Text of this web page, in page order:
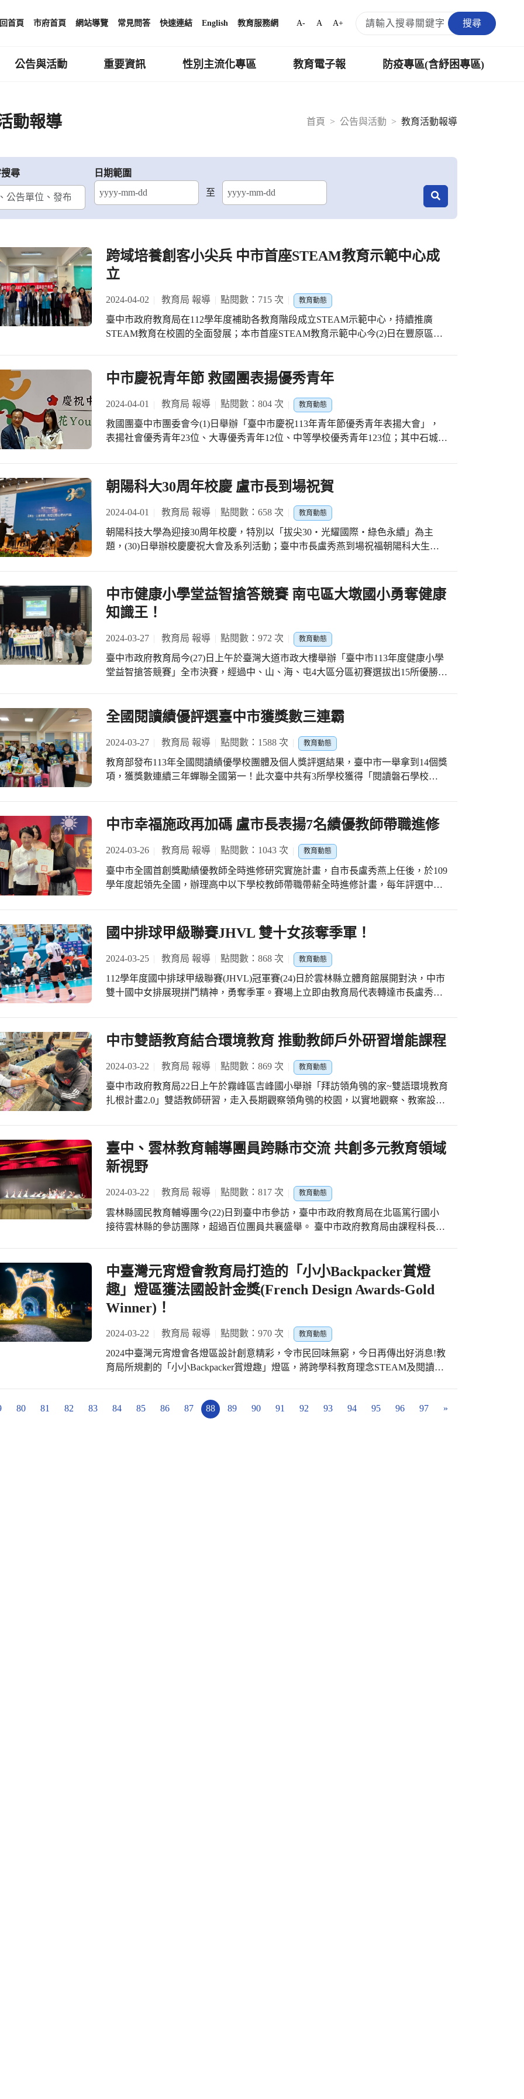
回首頁 市府首頁 網站導覽 常見問答 快速連結 English 教育服務網 A- A A+ 搜尋
公告與活動 重要資訊 性別主流化專區 教育電子報 防疫專區(含紓困專區)
首頁 公告與活動 教育活動報導
動報導
尋
日期範圍
至
結束日期
跨域培養創客小尖兵 中市首座STEAM教育示範中心成
立
2024-04-02 教育局 報導 點閱數：715 次 教育動態
臺中市政府教育局在112學年度補助各教育階段成立STEAM示範中心，持續推廣
STEAM教育在校園的全面發展；本市首座STEAM教育示範中心今(2)日在豐原區翁
資源鼓勵學校為學生的科技教育扎根，而STEAM教育的核心觀念與12年國民基本教
習活用知識，多注重學習過程；教育局除成立翁子國小STEAM教育示範中心外，另
在忠明國小附幼、大墩國中成立的STEAM示範中心也將陸續成立，同時也培養種子
師資，並協助20所國中小發展STEAM教師社群，推廣跨域整合課程。 翁子國
育的課程中，學到如何動手解決生活問題，像是結合Brain go 晶片和感測器設計智
拌杯。 教育局表示，翁子國小長期耕耘STEAM教育，積極推動科學、科技、工程
藝術和數學跨域整合課程，在108年成立創客教室，校內教學團隊逐步規劃STEAM
教材，培養孩子的科技實踐能力。
中市慶祝青年節 救國團表揚優秀青年
2024-04-01 教育局 報導 點閱數：804 次 教育動態
救國團臺中市團委會今(1)日舉辦「臺中市慶祝113年青年節優秀青年表揚大會」，
表揚社會優秀青年23位、大專優秀青年12位、中等學校優秀青年123位；其中石城實
示，市長盧秀燕感謝救國團對青年的付出，多年來舉辦具有正向意義的活動，恭喜
獲獎的優秀青年，為社會進步和發展做出了卓越貢獻，也號召更多青年朋友積極投
身公益。 救國團臺中市團委會指出，今(113)年青年節主題為「花Young藍圖、築夢
幸福！」，旨在鼓勵青年踏出自己的步伐無畏無懼，突破人生不設限，發揮個人優
勢，攜手共築未來，築出屬於自己的夢想藍圖。 此次獲表揚的優秀青年朱育瑩，自
家產業是在臺中深耕30餘年的知名品牌「3點1刻」，她看著父母打造品牌風靡國際
同時積極參與各項公益活動回饋社會，其優秀表現獲評審一致推舉，將代表台臺中
市接受全國表揚。 救國團台中市團友會長吳桂森表示，救國團成立來的宗旨為「我
們為青年服務，青年為國家服務」，青年參與不同領域的活動，可以拓展視野、培
力增能。救國團將持續與所有青年朋友們共同努力，正所謂我們為青年服務，青年
朝陽科大30周年校慶 盧市長到場祝賀
2024-04-01 教育局 報導 點閱數：658 次 教育動態
朝陽科技大學為迎接30周年校慶，特別以「拔尖30‧光耀國際‧綠色永續」為主
題，(30)日舉辦校慶慶祝大會及系列活動；臺中市長盧秀燕到場祝福朝陽科大生日
體教職員生的努力下，朝陽科大辦學績效有目共睹，不但連續7年蟬聯THE英國泰晤
士全球最佳大學排名，更榮登QS世界大學永續排名，成為全台唯一進榜的私立科
大，是臺中之光；期盼朝陽科大持續打造幸福優質校園，為臺中市也為國家培養更
多優秀的產業人才。 朝陽科大經過30年的耕耘，積極推動國際化成果豐碩，全球姊
妹校超過640所，吸引上千名境外學生來朝陽就讀；除了禮聘國際級大師，朝陽科大
更延攬海內外優秀師資加入教學研究團隊，名列全球前2%頂尖科學家，為培育優秀
的技職人才而努力。 此外，為營造生態共好的環境，朝陽科大開設超過4,000門永續
建圖書館及數位學習中心，改善當地飲水環境，並關懷失依兒童，服務人次高達2萬
時，朝陽亦致力地方創生，貼近社會需求，師生USR團隊輔導農民無毒種植，維護
友善生態環境，為逆轉氣候變遷及推動綠色經濟做出貢獻；同時建構北溝文化生態
共融村、推動幼老共學，營造永續城鄉共好，已連續3年榮獲天下USR大學公民獎私
中市健康小學堂益智搶答競賽 南屯區大墩國小勇奪健康
知識王！
2024-03-27 教育局 報導 點閱數：972 次 教育動態
臺中市政府教育局今(27)日上午於臺灣大道市政大樓舉辦「臺中市113年度健康小學
堂益智搶答競賽」全市決賽，經過中、山、海、屯4大區分區初賽選拔出15所優勝國
區九德國小、北區中教大實小及潭子區頭家國小分別榮獲第二名至第六名佳績。 教
學習衛生教育及預防保健知識，教育局從今年3月19至22日，分別於南屯區文山國民
小學、大里區大元國民小學、神岡區豐洲國民小學及梧棲區梧棲國民小學舉辦分區
初賽，全市共有76所國小報名參與，選拔出各區代表共計15所學校參與全市決賽。
合作精神，帶動學生主動蒐集資料，產生學習的興趣與動機，並將知識落實於生活
頒獎狀1紙；第二名隊伍獲頒獎勵金(或等值獎品)10,000元、每位隊員獲頒獎狀1紙。
第三名隊伍獲頒獎勵金(或等值獎品)8,000元、每位隊員獲頒獎狀1紙！教育局將持續
鼓勵全市國小學生主動學習全面性、完整性、正確性衛生教育知識，並推廣預防保
全國閱讀績優評選臺中市獲獎數三連霸
2024-03-27 教育局 報導 點閱數：1588 次 教育動態
教育部發布113年全國閱讀績優學校團體及個人獎評選結果，臺中市一舉拿到14個獎
項，獲獎數連續三年蟬聯全國第一！此次臺中共有3所學校獲得「閱讀磐石學校
挹注資源提升學生的閱讀力，不僅成立國民中小學閱讀教育工作委員會，定期召開
會議研擬閱讀政策方針外，更積極補助學校設置圖書推動教師、爭取經費協助學校
設立社區共讀站、提升愛閱家庭數、設置文學獎鼓勵師生投稿創作等。 此外，透過
「閱讀教育輔導團」為圖書教師精心設計閱讀專業研習，邀請學者專家協同輔導團
提供到校輔導服務，讓閱讀教育深耕於校園。此次全國閱讀績優評選成績卓越，蔣
局長感謝協助臺中市推動閱讀教育的專家學者、圖推教師及志工們，這是大家共同
泉國中老師鄭燕華、東峰國中主任張曉玲、立人國中老師林韋伶、豐原區葫蘆墩國
是安和國中愛閱圖書志工團隊、豐原區葫蘆墩國小愛閱志工隊、沙鹿區北勢國小喜
閱志工團隊、北屯區四張犁國小犁愛閱志工隊、市立圖書館清水分館、市立圖書館
大甲分館等6個團體。 獲「閱讀磐石學校獎」的石岡國中校長廖玉枝分享，學校由
長表示，學校以「整個城市都是圖書館」開啟閱讀課程方案，帶領學生涵養「觀察
大楊國小校長陳盈達表示，學校以「課文本位」、「讀報教育」、「雙語閱讀」、
「跨領域走讀家鄉」主題課程培養學子用閱讀STEPS五力(Sense理解力、Travel探索
力、Examine分析力、Progress行動力、Synthesize多元力)體現自己的價值。
中市幸福施政再加碼 盧市長表揚7名績優教師帶職進修
2024-03-26 教育局 報導 點閱數：1043 次 教育動態
臺中市全國首創獎勵績優教師全時進修研究實施計畫，自市長盧秀燕上任後，於109
學年度起領先全國，辦理高中以下學校教師帶職帶薪全時進修計畫，每年評選中小
長蔣偉民表示，臺中市自109學年度全國首創獎勵市立中小學績優教師全時進修研
究，至今已辦理四屆，每屆6名，今年加碼為7名，獲獎教師將進修後所學回饋第一
線教學現場，不僅提升教育品質，更能進一步擴展學生的學習視野，讓更多莘莘學
子受惠。 教育局指出，今年獲選的7名優秀教師在教學現場表現優異，獲得校內同
仁、學生及家長一致的肯定與推薦，大雅國中周恬宇教師運用多媒體進行教學，並
創造小花圖文作文教學法，讓孩子更有脈絡的學習。大雅國中高仕凡教師的九宮流
至其他教學領域激發出更多素養學習體驗。 北區省三國小孫家羚教師引進阿德勒心
與結合資訊載具融入，並設計素養導向活動內涵。 潭子區潭陽國小張美智教師在教
學上建構課程系統圖並結合課程架構，達成跨域學習的效果。 大里區草湖國小蔡雅
婷教師自編教材配合不同學生學習需求、能力與興趣，提供學生有效學習機會。預
活藝「數」感課程，讓學生在思考與判讀過程中，培養生活中的「數」感與「美」
感。
國中排球甲級聯賽JHVL 雙十女孩奪季軍！
2024-03-25 教育局 報導 點閱數：868 次 教育動態
112學年度國中排球甲級聯賽(JHVL)冠軍賽(24)日於雲林縣立體育館展開對決，中市
雙十國中女排展現拼鬥精神，勇奪季軍。賽場上立即由教育局代表轉達市長盧秀燕
鏖戰直到雙十率先搶下第一局勝利，接著第二、三局雙十找回節奏，發揮擅長的快
攻模式，持續展現進攻火力，並憑藉嚴密防守守住每一顆球，成功掌握比賽局勢，
最終雙十以3: 0擊退新園國中，收下本學年度季軍。 雙十國中林大欽校長指
出，雙十開賽迄今預、複賽打出全勝戰績，複賽七戰中就高達5場以直落三獲勝，女
孩們充份展現出求勝的企圖心，以全勝成績一路晉級到四強。雙十女孩雖沒有身高
優勢，在教練黃淑慧、侯雅惠、羅儀璟指導下，曾在 103至106 學年期間取得隊史首
支持。 教育局表示，非常感謝雙十國中的師長、教練及家長們的長期付出，是
最佳強力後盾，同時感謝臺中市體育總會排球委員會積極培訓基層選手，奠定穩固
的基礎，藉以培育出優秀的運動選手，教育局會持續編列預算補助學校球隊培訓經
費，培育基層選手、完善相關軟硬體建設，也投入運動防護等資源，全力發展學校
體育。 高中排球決賽（HVL）接著登場，豐原高商男排、東山高中女排兩隊皆
晉級四強，將於4月12至14日開打，請市民朋友一起觀看直播（民視台灣臺、名衍行
銷運動頻道），為臺中市豐原高商及東山高中小將們加油!
中市雙語教育結合環境教育 推動教師戶外研習增能課程
2024-03-22 教育局 報導 點閱數：869 次 教育動態
臺中市政府教育局22日上午於霧峰區吉峰國小舉辦「拜訪領角鴞的家~雙語環境教育
扎根計畫2.0」雙語教師研習，走入長期觀察領角鴞的校園，以實地觀察、教案設計
教育與國際交流不遺餘力，本次活動以雙語教師為參與對象，讓雙語教師建立跨域
的教案能力，未來帶領學生在雙語環境中，建立保護環境生態的概念。 教育局指
出，臺中市政府教育局環境教育輔導團以呼應聯合國永續發展目標(SDGs)「保育陸
域生態」目標，設計出本次環境教育與雙語教育結合的跨域研習，將環境教育觀念
帶入雙語教學的領域，後續亦將辦理第二階段協助學校進行相關教學。 當天負責講
解之臺中市野生動物保育學會講師，特別帶來向農業局申請在協會救傷暫時收容之
領角鴞、鳳頭蒼鷹、黃嘴角鴞、黑鳶及大冠鷲等鳥類，透過專業的解說，讓教師們
何將領角鴞的環境教育知識帶回學校，指導學生以視訊交流的方式，將環境教育結
合雙語模式與他校進行交流，擴大學習層面。 教育局表示，研習中提供給雙語教師
「認識貓頭鷹」教學電子檔案，供教師進行教學活動之範本，讓沒有機會親眼看到
領角鴞的學生，也能有如身歷其境的體驗，培養地球公民環境倫理素養。
臺中、雲林教育輔導團員跨縣市交流 共創多元教育領域
新視野
2024-03-22 教育局 報導 點閱數：817 次 教育動態
雲林縣國民教育輔導團今(22)日到臺中市參訪，臺中市政府教育局在北區篤行國小
接待雲林縣的參訪團隊，超過百位團員共襄盛舉。 臺中市政府教育局由課程科長蘇
市國教輔導團在教學專業上扮演著重要的角色，本市國教輔導團112學年度辦理教師
專業成長及教師增能研習超過160場，人次高達5,000人，致力於優化領域教師角色
定位和專業發展，此次與雲林縣國教輔導團來臺中交流，為兩地教育界激發許多新
思維，期待未來能有更多的交流與合作，為學生的成長與發展不斷努力奮鬥。 今天
的交流活動中，篤行國小各領域優秀教師在現場展示多場公開課，包括PBL創客、
雙語自然、雙語音樂、雙語舞蹈、雙語體育、閩南語等，並通過「說、觀、議」課
等三步驟的深度對話，優化各領域的教育知識。 參訪團員對臺中市領域教學給予良
好評價；雲林縣斗南國小校長兼輔導團本土語文領域召集人王俊孝表示，此次跨縣
中臺灣元宵燈會教育局打造的「小小Backpacker賞燈
趣」燈區獲法國設計金獎(French Design Awards-Gold
Winner)！
2024-03-22 教育局 報導 點閱數：970 次 教育動態
2024中臺灣元宵燈會各燈區設計創意精彩，令市民回味無窮，今日再傳出好消息!教
育局所規劃的「小小Backpacker賞燈趣」燈區，將跨學科教育理念STEAM及閱讀教
榮獲法國設計金獎(French Design Awards)展覽與活動設計類金獎肯定，該獎項是由
80 81 82 83 84 85 86 87 88 89 90 91 92 93 94 95 96 97 »